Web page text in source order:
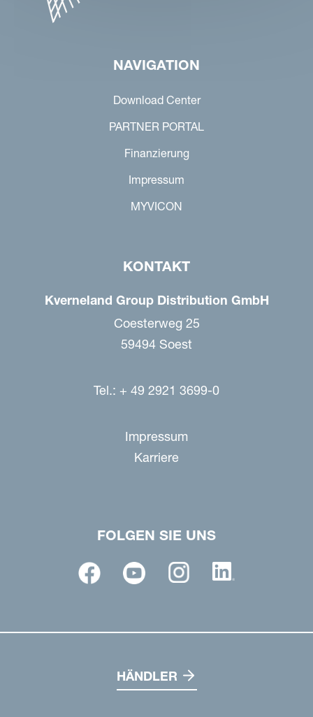
NAVIGATION
Download Center
PARTNER PORTAL
Finanzierung
Impressum
MYVICON
KONTAKT
Kverneland Group Distribution GmbH
Coesterweg 25
59494 Soest
Tel.: + 49 2921 3699-0
Impressum
Karriere
FOLGEN SIE UNS
HÄNDLER